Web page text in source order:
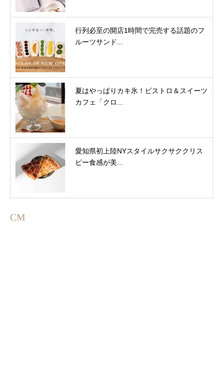
行列必至の開店1時間で完売する話題のフ
ルーツサンド...
夏はやっぱりカキ氷！ビストロ＆スイーツ
カフェ「クロ...
愛知県初上陸NYスタイルサクサククリス
ピー食感が美...
CM